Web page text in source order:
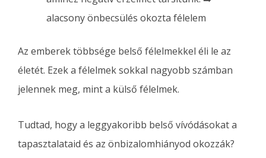
alacsony önbecsülés okozta félelem
Az emberek többsége belső félelmekkel éli le az
életét. Ezek a félelmek sokkal nagyobb számban
jelennek meg, mint a külső félelmek.
Tudtad, hogy a leggyakoribb belső vívódásokat a
tapasztalataid és az önbizalomhiányod okozzák?